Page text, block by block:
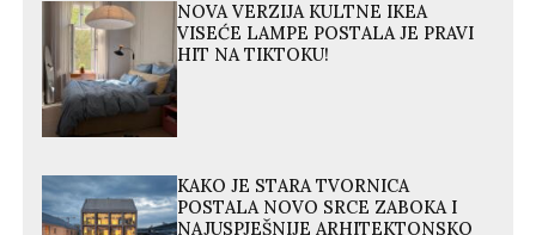
NOVA VERZIJA KULTNE IKEA
VISEĆE LAMPE POSTALA JE PRAVI
HIT NA TIKTOKU!
KAKO JE STARA TVORNICA
POSTALA NOVO SRCE ZABOKA I
NAJUSPJEŠNIJE ARHITEKTONSKO